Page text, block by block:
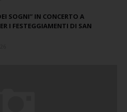
SOGNI” IN CONCERTO A
I FESTEGGIAMENTI DI SAN